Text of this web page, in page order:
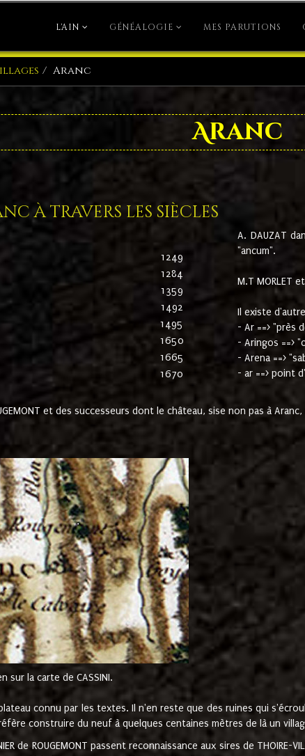
L'AIN GÉNÉALOGIE MES PARUTIONS
Aranc
Aranc
à travers les siècles
1249
1284
1359
1492
1495
1650
1665
1670
A. DAUZAT
"ancum".
M.T MORLET
Il existe
- Ar ==> "près
- Aringos ==>
- Arena ==>
- ar ==> point
et des successeurs dont le château, sise non pas à
sur la carte de CASSINI.
connu par les textes. Il n'en reste que des ruines qui
construire du neuf à quelques centaines mètres de là un
de ROUGEMONT passent reconnaissance aux sires de